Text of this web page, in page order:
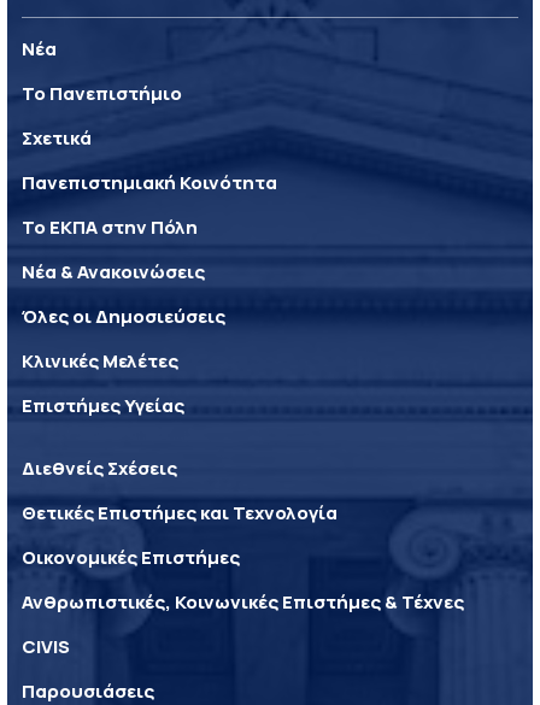
Νέα
Το Πανεπιστήμιο
Σχετικά
Πανεπιστημιακή Κοινότητα
Το ΕΚΠΑ στην Πόλη
Νέα & Ανακοινώσεις
Όλες οι Δημοσιεύσεις
Κλινικές Μελέτες
Επιστήμες Υγείας
Διεθνείς Σχέσεις
Θετικές Επιστήμες και Τεχνολογία
Οικονομικές Επιστήμες
Ανθρωπιστικές, Κοινωνικές Επιστήμες & Τέχνες
CIVIS
Παρουσιάσεις